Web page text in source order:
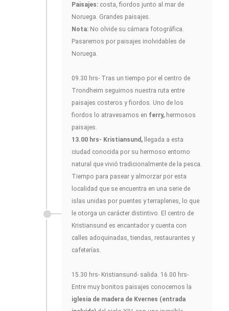
Paisajes: costa, fiordos junto al mar de
Noruega. Grandes paisajes.
Nota: No olvide su cámara fotográfica.
Pasaremos por paisajes inolvidables de
Noruega.
09.30 hrs- Tras un tiempo por el centro de
Trondheim seguimos nuestra ruta entre
paisajes costeros y fiordos. Uno de los
fiordos lo atravesamos en ferry, hermosos
paisajes.
13.00 hrs- Kristiansund, llegada a esta
ciudad conocida por su hermoso entorno
natural que vivió tradicionalmente de la pesca.
Tiempo para pasear y almorzar por esta
localidad que se encuentra en una serie de
islas unidas por puentes y terraplenes, lo que
le otorga un carácter distintivo. El centro de
Kristiansund es encantador y cuenta con
calles adoquinadas, tiendas, restaurantes y
cafeterías.
15.30 hrs- Kristiansund- salida. 16.00 hrs-
Entre muy bonitos paisajes conocemos la
iglesia de madera de Kvernes (entrada